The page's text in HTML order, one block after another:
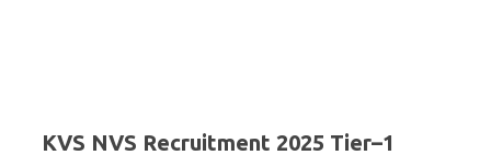
KVS NVS Recruitment 2025 Tier–1